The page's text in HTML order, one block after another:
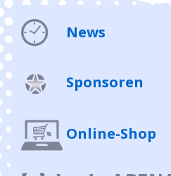
News
Sponsoren
Online-Shop